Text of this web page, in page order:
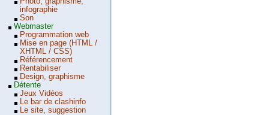
infographie
Son
Webmaster
Programmation web
Mise en page (HTML /
XHTML / CSS)
Référencement
Rentabiliser
Design, graphisme
Détente
Jeux Vidéos
Le bar de clashinfo
Le site, suggestion